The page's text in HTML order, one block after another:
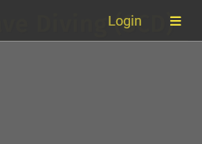
Login
Diving (SCD)